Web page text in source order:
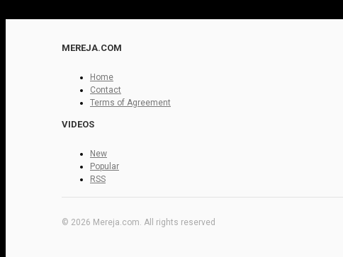
MEREJA.COM
Home
Contact
Terms of Agreement
VIDEOS
New
Popular
RSS
© 2026 Mereja.com. All rights reserved